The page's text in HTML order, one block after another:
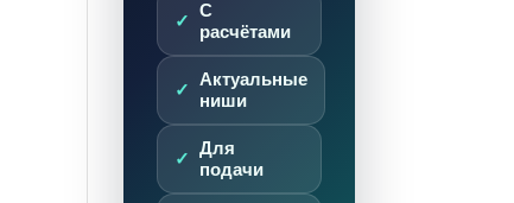
С
расчётами
Актуальные
ниши
Для
подачи